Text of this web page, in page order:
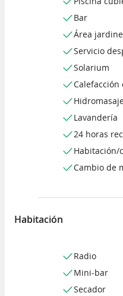
Bar
Área
Servicio
Solarium
Calefacción
Lavandería
24 horas
Habitación/
Cambio de
Habitación
Radio
Mini-bar
Secador